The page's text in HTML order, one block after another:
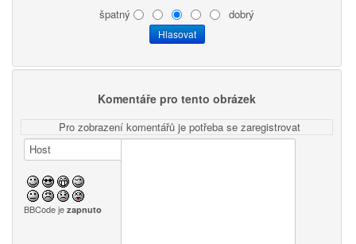
špatný dobrý
Komentáře pro tento obrázek
Pro zobrazení komentářů je potřeba se zaregistrovat
BBCode je zapnuto